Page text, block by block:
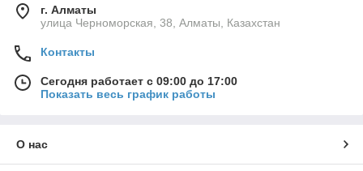
г. Алматы
улица Черноморская, 38, Алматы, Казахстан
Контакты
Сегодня работает с 09:00 до 17:00
Показать весь график работы
О нас